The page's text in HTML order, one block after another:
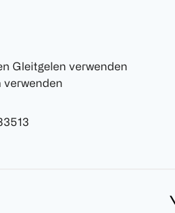
Gleitgelen verwenden
verwenden